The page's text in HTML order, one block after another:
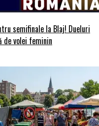
semifinale la Blaj! Dueluri
de volei feminin